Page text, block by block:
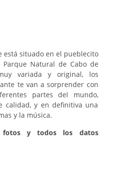
está situado en el pueblecito
Natural de Cabo de
variada y original, los
te van a sorprender con
partes del mundo,
calidad, y en definitiva una
y la música.
fotos y todos los datos